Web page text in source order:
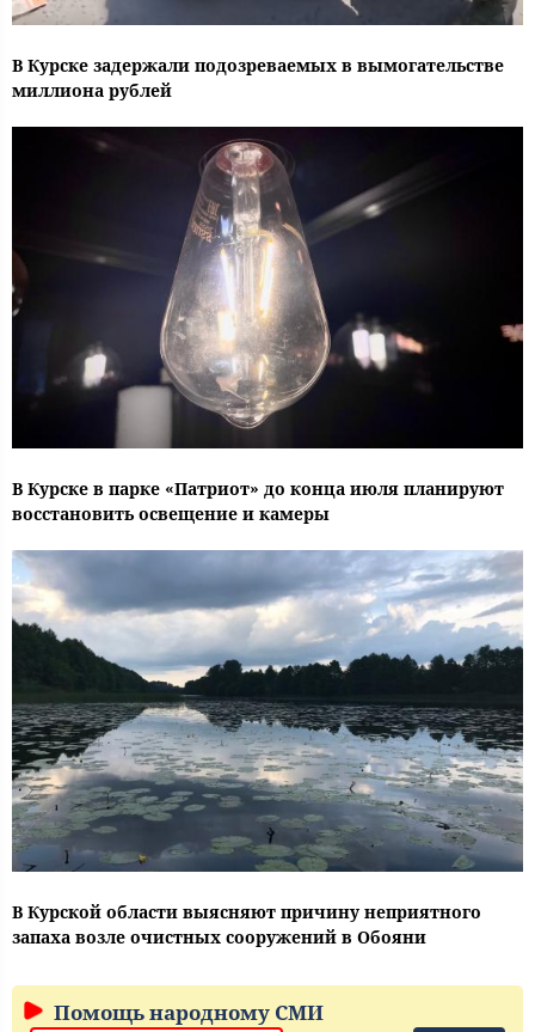
В Курске задержали подозреваемых в вымогательстве
миллиона рублей
В Курске в парке «Патриот» до конца июля планируют
восстановить освещение и камеры
В Курской области выясняют причину неприятного
запаха возле очистных сооружений в Обояни
Помощь народному СМИ